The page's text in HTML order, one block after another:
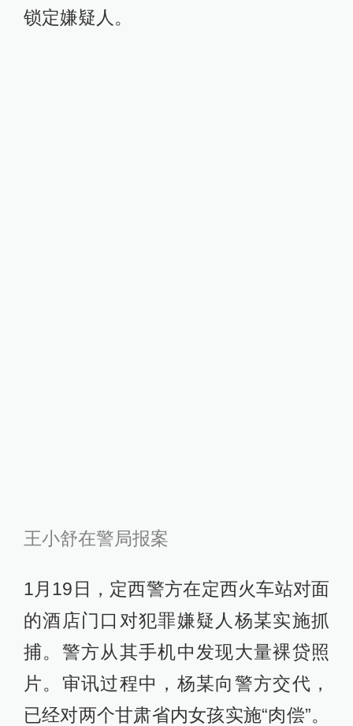
锁定嫌疑人。
王小舒在警局报案
1月19日，定西警方在定西火车站对面
的酒店门口对犯罪嫌疑人杨某实施抓
捕。警方从其手机中发现大量裸贷照
片。审讯过程中，杨某向警方交代，
已经对两个甘肃省内女孩实施“肉偿”。